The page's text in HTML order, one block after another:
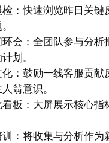
：快速浏览昨日关键
环会：全团队参与分析
划。
化：鼓励一线客服贡献
翁意识。
板：大屏展示核心指
：将收集与分析作为